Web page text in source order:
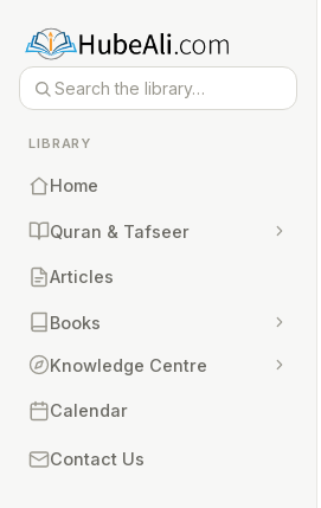
LIBRARY
Home
Quran & Tafseer
Articles
Books
Knowledge Centre
Calendar
Contact Us